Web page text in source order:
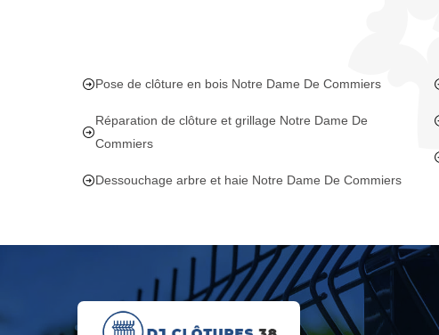
Pose de clôture en bois Notre Dame De Commiers
Réparation de clôture et grillage Notre Dame De
Commiers
Dessouchage arbre et haie Notre Dame De Commiers